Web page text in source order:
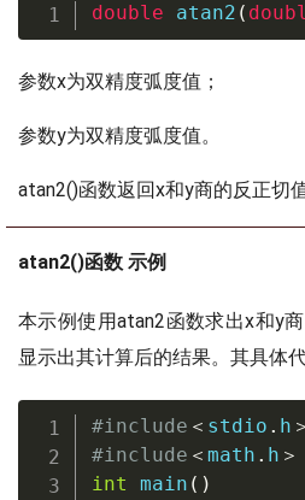
double atan2 (
参数x为双精度弧度值；
参数y为双精度弧度值。
atan2()函数返回x和y商的反正切值
atan2()函数 示例
本示例使用atan2函数求出x和y
显示出其计算后的结果。其具体
#include ＜ stdio . h ＞
#include ＜ math . h ＞
int
main ( )